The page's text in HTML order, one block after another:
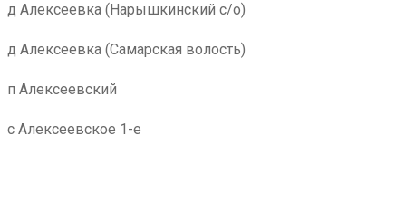
д Алексеевка (Нарышкинский с/о)
д Алексеевка (Самарская волость)
п Алексеевский
с Алексеевское 1-е